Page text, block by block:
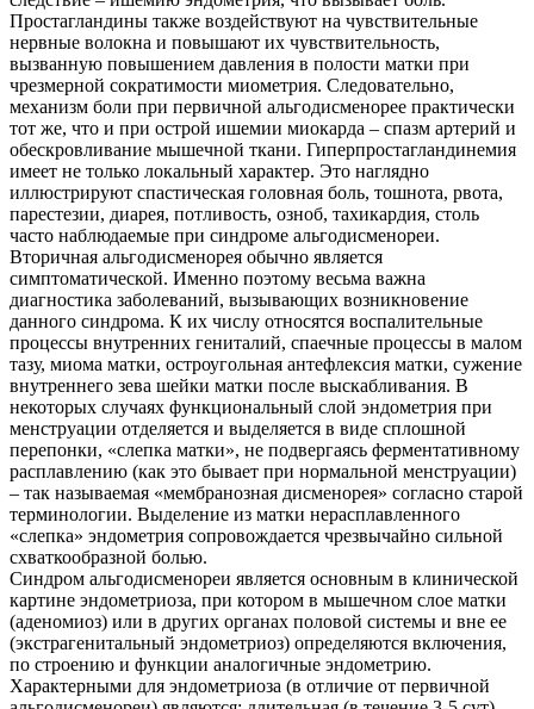
Простагландины также воздействуют на чувствительные
нервные волокна и повышают их чувствительность,
вызванную повышением давления в полости матки при
чрезмерной сократимости миометрия. Следовательно,
механизм боли при первичной альгодисменорее практически
тот же, что и при острой ишемии миокарда – спазм артерий и
обескровливание мышечной ткани. Гиперпростагландинемия
имеет не только локальный характер. Это наглядно
иллюстрируют спастическая головная боль, тошнота, рвота,
парестезии, диарея, потливость, озноб, тахикардия, столь
часто наблюдаемые при синдроме альгодисменореи.
Вторичная альгодисменорея обычно является
симптоматической. Именно поэтому весьма важна
диагностика заболеваний, вызывающих возникновение
данного синдрома. К их числу относятся воспалительные
процессы внутренних гениталий, спаечные процессы в малом
тазу, миома матки, остроугольная антефлексия матки, сужение
внутреннего зева шейки матки после выскабливания. В
некоторых случаях функциональный слой эндометрия при
менструации отделяется и выделяется в виде сплошной
перепонки, «слепка матки», не подвергаясь ферментативному
расплавлению (как это бывает при нормальной менструации)
– так называемая «мембранозная дисменорея» согласно старой
терминологии. Выделение из матки нерасплавленного
«слепка» эндометрия сопровождается чрезвычайно сильной
схваткообразной болью.
Синдром альгодисменореи является основным в клинической
картине эндометриоза, при котором в мышечном слое матки
(аденомиоз) или в других органах половой системы и вне ее
(экстрагенитальный эндометриоз) определяются включения,
по строению и функции аналогичные эндометрию.
Характерными для эндометриоза (в отличие от первичной